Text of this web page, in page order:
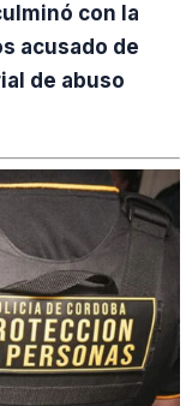
con la
acusado de
de abuso